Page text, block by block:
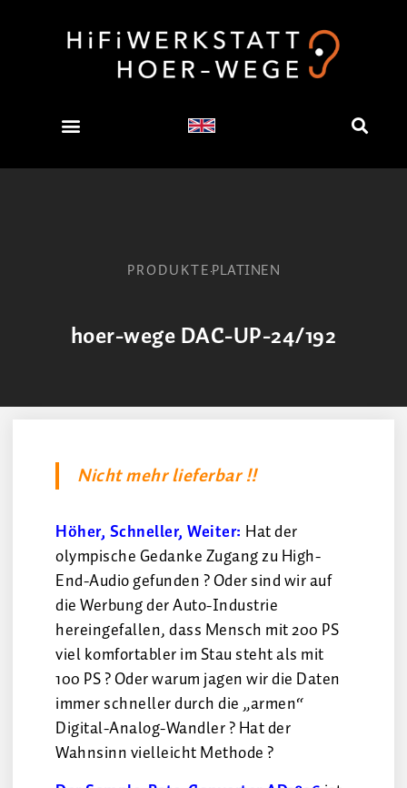
PRODUKTE PLATINEN
hoer-wege DAC-UP-24/192
Nicht mehr lieferbar !!
Höher, Schneller, Weiter: Hat der
olympische Gedanke Zugang zu High-
End-Audio gefunden ? Oder sind wir auf
die Werbung der Auto-Industrie
hereingefallen, dass Mensch mit 200 PS
viel komfortabler im Stau steht als mit
100 PS ? Oder warum jagen wir die Daten
immer schneller durch die „armen“
Digital-Analog-Wandler ? Hat der
Wahnsinn vielleicht Methode ?